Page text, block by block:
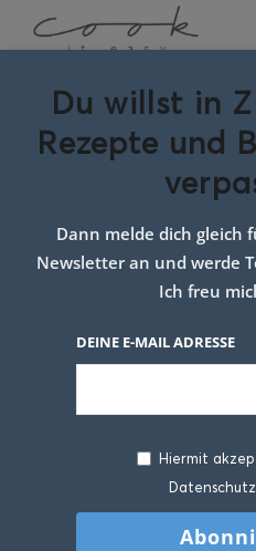
Du willst in
Rezepte und
Dann melde dich gleich
Newsletter an und werde
Ich freu
DEINE E-MAIL ADRESSE
Hiermit